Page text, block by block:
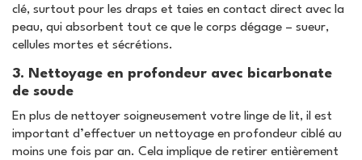
clé, surtout pour les draps et taies en contact direct avec la
peau, qui absorbent tout ce que le corps dégage – sueur,
cellules mortes et sécrétions.
3. Nettoyage en profondeur avec bicarbonate
de soude
En plus de nettoyer soigneusement votre linge de lit, il est
important d’effectuer un nettoyage en profondeur ciblé au
moins une fois par an. Cela implique de retirer entièrement